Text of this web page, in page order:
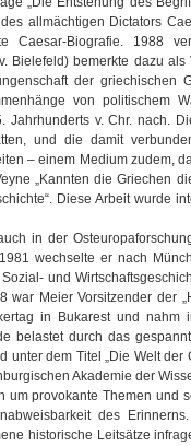
allmächtigen Dictators
Caesar-Biografie. 1988
Bielefeld) bemerkte dazu
der griechischen
von politischem
Jahrhunderts v. Chr. nach.
und die damit
– einem Medium zudem,
„Kannten die Griechen
Diese Arbeit wurde
in der
wechselte er nach
und
Meier Vorsitzender der
in Bukarest und nahm
belastet durch das
unter dem Titel „Die Welt
Akademie der
provokante Themen und
des
historische Leitsätze